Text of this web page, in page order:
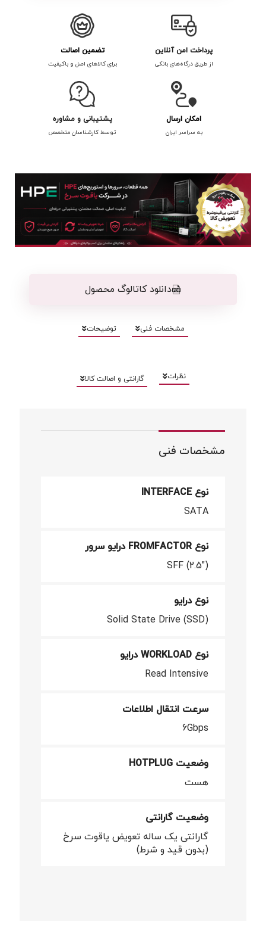
پرداخت امن آنلاین
از طریق درگاه‌های بانکی
تضمین اصالت
برای کالاهای اصل و باکیفیت
امکان ارسال
به سراسر ایران
پشتیبانی و مشاوره
توسط کارشناسان متخصص
دانلود کاتالوگ محصول
مشخصات فنی توضیحات
نظرات گارانتی و اصالت کالا
مشخصات فنی
نوع INTERFACE
SATA
نوع FROMFACTOR درایو سرور
SFF (2.5")
نوع درایو
Solid State Drive (SSD)
نوع WORKLOAD درایو
Read Intensive
سرعت انتقال اطلاعات
6Gbps
وضعیت HOTPLUG
هست
وضعیت گارانتی
گارانتی یک ساله تعویض یاقوت سرخ
(بدون قید و شرط)